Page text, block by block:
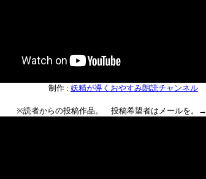
制作 : 妖精が導くおやすみ朗読チャンネル
※読者からの投稿作品。 投稿希望者はメールを。→